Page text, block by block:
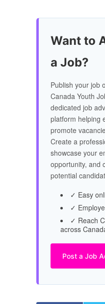
Want to
a Job?
Publish your job
Canada Youth
dedicated job
platform helping
promote
Create a
showcase your
opportunity, and
potential
✓ Easy
✓
✓ Reach
across
Post a Job